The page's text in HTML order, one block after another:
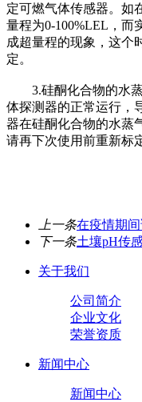
定可燃气体传感器。如
量程为0-100%LEL，而
成超量程的现象，这个
定。
3.硅酮化合物的水蒸
体探测器的正常运行，
器在硅酮化合物的水蒸
请再下次使用前重新标
上一条在疫情期
下一条土壤pH传
关于我们
公司简介
企业文化
荣誉资质
新闻中心
新闻中心